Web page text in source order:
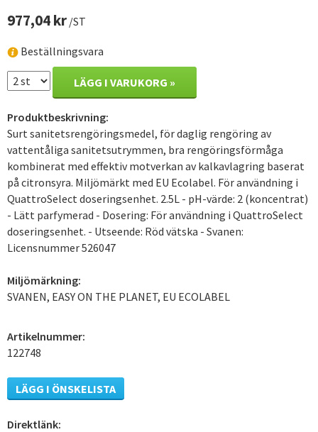
977,04 kr /ST
Beställningsvara
LÄGG I VARUKORG »
Produktbeskrivning:
Surt sanitetsrengöringsmedel, för daglig rengöring av
vattentåliga sanitetsutrymmen, bra rengöringsförmåga
kombinerat med effektiv motverkan av kalkavlagring baserat
på citronsyra. Miljömärkt med EU Ecolabel. För användning i
QuattroSelect doseringsenhet. 2.5L - pH-värde: 2 (koncentrat)
- Lätt parfymerad - Dosering: För användning i QuattroSelect
doseringsenhet. - Utseende: Röd vätska - Svanen:
Licensnummer 526047
Miljömärkning:
SVANEN, EASY ON THE PLANET, EU ECOLABEL
Artikelnummer:
122748
LÄGG I ÖNSKELISTA
Direktlänk: